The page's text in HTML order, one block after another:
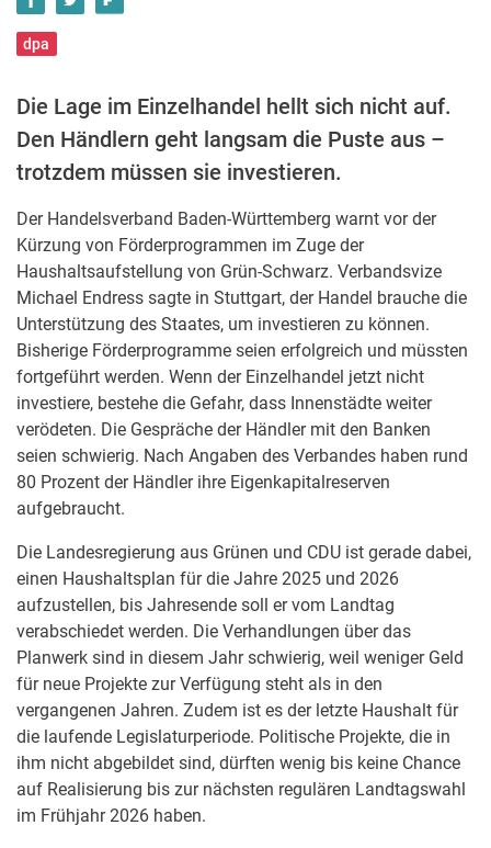
dpa
Die Lage im Einzelhandel hellt sich nicht auf.
Den Händlern geht langsam die Puste aus –
trotzdem müssen sie investieren.
Der Handelsverband Baden-Württemberg warnt vor der
Kürzung von Förderprogrammen im Zuge der
Haushaltsaufstellung von Grün-Schwarz. Verbandsvize
Michael Endress sagte in Stuttgart, der Handel brauche die
Unterstützung des Staates, um investieren zu können.
Bisherige Förderprogramme seien erfolgreich und müssten
fortgeführt werden. Wenn der Einzelhandel jetzt nicht
investiere, bestehe die Gefahr, dass Innenstädte weiter
verödeten. Die Gespräche der Händler mit den Banken
seien schwierig. Nach Angaben des Verbandes haben rund
80 Prozent der Händler ihre Eigenkapitalreserven
aufgebraucht.
Die Landesregierung aus Grünen und CDU ist gerade dabei,
einen Haushaltsplan für die Jahre 2025 und 2026
aufzustellen, bis Jahresende soll er vom Landtag
verabschiedet werden. Die Verhandlungen über das
Planwerk sind in diesem Jahr schwierig, weil weniger Geld
für neue Projekte zur Verfügung steht als in den
vergangenen Jahren. Zudem ist es der letzte Haushalt für
die laufende Legislaturperiode. Politische Projekte, die in
ihm nicht abgebildet sind, dürften wenig bis keine Chance
auf Realisierung bis zur nächsten regulären Landtagswahl
im Frühjahr 2026 haben.